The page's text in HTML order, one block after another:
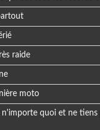
raide
moto
n'importe quoi et ne tiens